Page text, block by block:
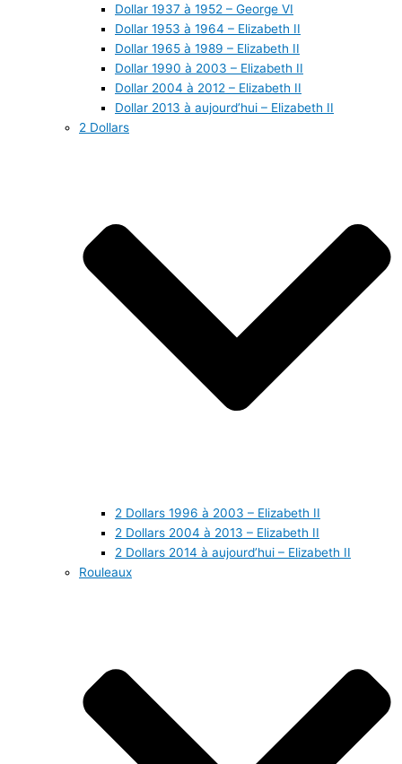
Dollar 1937 à 1952 – George VI
Dollar 1953 à 1964 – Elizabeth II
Dollar 1965 à 1989 – Elizabeth II
Dollar 1990 à 2003 – Elizabeth II
Dollar 2004 à 2012 – Elizabeth II
Dollar 2013 à aujourd’hui – Elizabeth II
2 Dollars
2 Dollars 1996 à 2003 – Elizabeth II
2 Dollars 2004 à 2013 – Elizabeth II
2 Dollars 2014 à aujourd’hui – Elizabeth II
Rouleaux